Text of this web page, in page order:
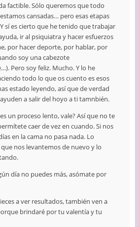
factible. Sólo queremos que todo
cansadas… pero esas etapas
sí es cierto que he tenido que trabajar
ir al psiquiatra y hacer esfuerzos
por hacer deporte, por hablar, por
soy una cabezote
Pero soy feliz. Mucho. Y lo he
todo lo que os cuento es esos
estado leyendo, así que de verdad
a salir del hoyo a ti tamnbién.
un proceso lento, vale? Así que no te
caer de vez en cuando. Si nos
en la cama no pasa nada. Lo
nos levantemos de nuevo y lo
día no puedes más, asómate por
a ver resultados, también ven a
brindaré por tu valentía y tu